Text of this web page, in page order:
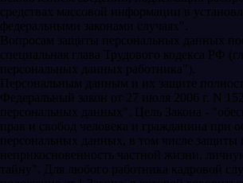
средствах массовой информации в
федеральными законами случаях".
Вопросам защиты персональных данных
специальная глава Трудового кодекса РФ
персональных данных работника").
Персональным данным и их защите
Федеральный закон от 27 июля 2006 г. N
персональных данных". Цель Закона -
прав и свобод человека и гражданина при
персональных данных, в том числе защиты
неприкосновенность частной жизни,
тайну". Для любого работника кадровой